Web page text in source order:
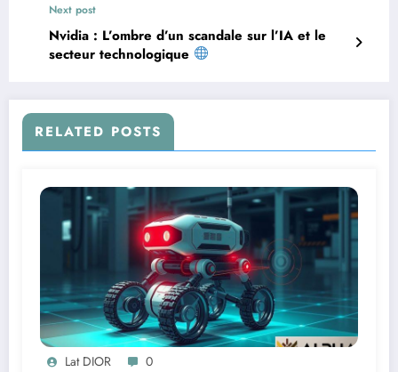
Next post
Nvidia : L’ombre d’un scandale sur l’IA et le
secteur technologique
RELATED POSTS
Lat DIOR 0